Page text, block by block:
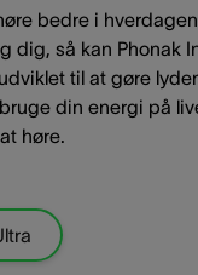
bedre i
dig, så kan Phonak
til at gøre
din energi på
høre.